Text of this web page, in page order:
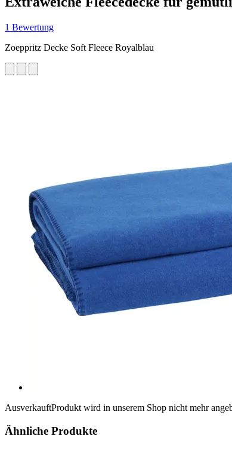
1 Bewertung
Zoeppritz Decke Soft Fleece Royalblau
AusverkauftProdukt wird in unserem Shop nicht mehr
Ähnliche Produkte